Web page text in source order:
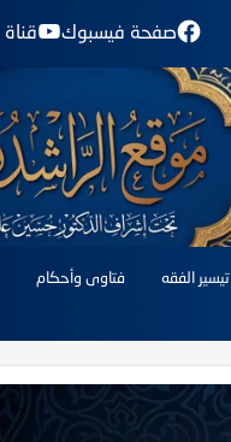
صفحة فيسبوك
تيسير الفقه فتاوى وأحكام